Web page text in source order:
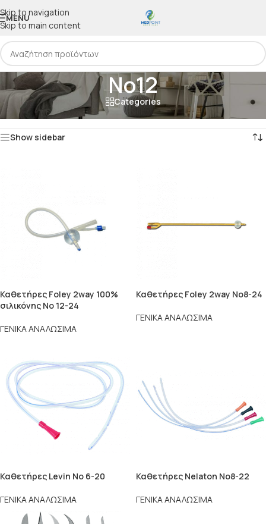
Skip to navigation
Skip to main content
MENU
Νο12
Categories
Αρχική
Προϊόν Μέγεθος/Νο12 Προβάλλονται όλα - 5 αποτελέσματα
Show sidebar
Καθετήρες Foley 2way 100%
σιλικόνης No 12-24
ΓΕΝΙΚΑ ΑΝΑΛΩΣΙΜΑ
Καθετήρες Foley 2way No8-24
ΓΕΝΙΚΑ ΑΝΑΛΩΣΙΜΑ
Καθετήρες Levin Νο 6-20
ΓΕΝΙΚΑ ΑΝΑΛΩΣΙΜΑ
Καθετήρες Nelaton No8-22
ΓΕΝΙΚΑ ΑΝΑΛΩΣΙΜΑ